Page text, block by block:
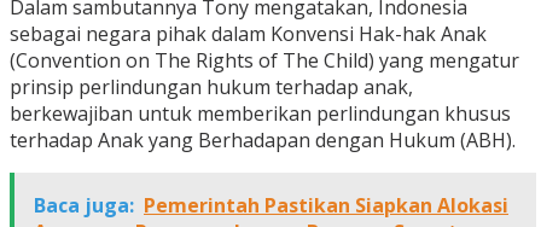
Dalam sambutannya Tony mengatakan, Indonesia
sebagai negara pihak dalam Konvensi Hak-hak Anak
(Convention on The Rights of The Child) yang mengatur
prinsip perlindungan hukum terhadap anak,
berkewajiban untuk memberikan perlindungan khusus
terhadap Anak yang Berhadapan dengan Hukum (ABH).
Baca juga: Pemerintah Pastikan Siapkan Alokasi